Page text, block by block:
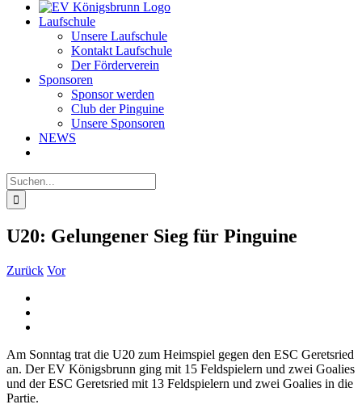
Laufschule
Unsere Laufschule
Kontakt Laufschule
Der Förderverein
Sponsoren
Sponsor werden
Club der Pinguine
Unsere Sponsoren
NEWS
Suche
nach:
U20: Gelungener Sieg für Pinguine
Zurück Vor
Am Sonntag trat die U20 zum Heimspiel gegen den ESC Geretsried
an. Der EV Königsbrunn ging mit 15 Feldspielern und zwei Goalies
und der ESC Geretsried mit 13 Feldspielern und zwei Goalies in die
Partie.